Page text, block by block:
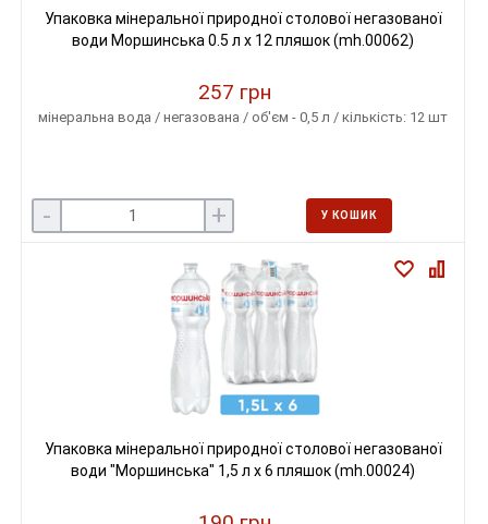
Упаковка мінеральної природної столової негазованої
води Моршинська 0.5 л х 12 пляшок (mh.00062)
257 грн
мінеральна вода / негазована / об'єм - 0,5 л / кількість: 12 шт
- + У КОШИК
Упаковка мінеральної природної столової негазованої
води "Моршинська" 1,5 л х 6 пляшок (mh.00024)